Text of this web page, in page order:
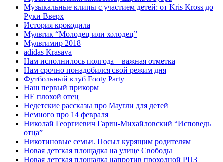
Музыкальные клипы с участием детей: от Kris Kross до
Руки Вверх
История крокодила
Мультик “Молодец или холодец”
Мультимир 2018
adidas Krasava
Нам исполнилось полгода – важная отметка
Нам срочно понадобился свой режим дня
Футбольный клуб Footy Party
Наш первый прикорм
НЕ плохой отец
Недетские рассказы про Маугли для детей
Немного про 14 февраля
Николай Георгиевич Гарин-Михайловский “Исповедь
отца”
Никотиновые семьи. Посыл курящим родителям
Новая детская площадка на улице Свободы
Новая детская площадка напротив проходной РПЗ